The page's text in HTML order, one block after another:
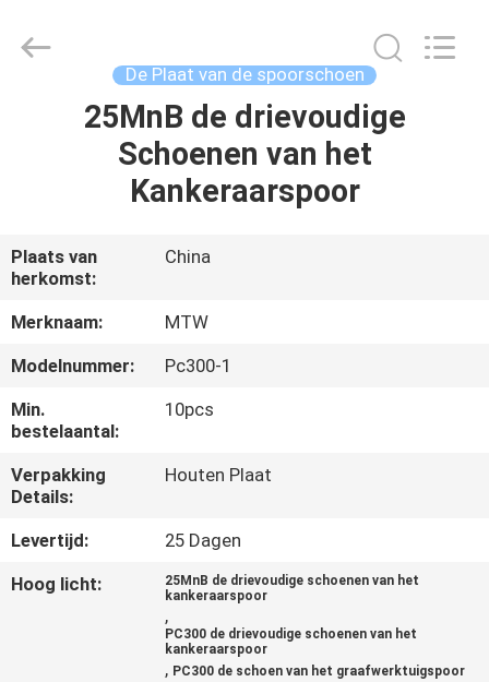
PRODUCTEN
VIDEO'S
ONGEVEER
ONS
FABRIEKSREIS
KWALITEITSCONTROLE
CONTACTEER
PARTS
(SUZHOU)
De Plaat van de spoorschoen
25MnB de drievoudige
Schoenen van het
Kankeraarspoor
Plaats van
herkomst:
China
Merknaam:
MTW
Modelnummer:
Pc300-1
Min.
bestelaantal:
10pcs
Verpakking
Details:
Houten Plaat
Levertijd:
25 Dagen
Hoog licht:
25MnB de drievoudige schoenen van het
kankeraarspoor
,
PC300 de drievoudige schoenen van het
kankeraarspoor
, PC300 de schoen van het graafwerktuigspoor